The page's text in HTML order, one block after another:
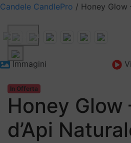
Candele CandlePro / Honey Glow
Previous
Immagini
In Offerta
Honey Glow
d’Api